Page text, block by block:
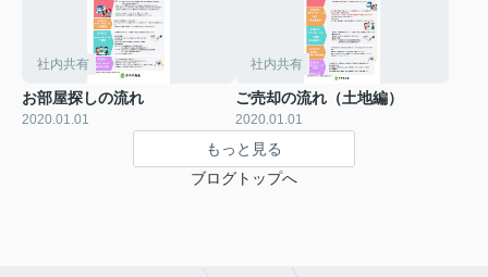
社内共有
お部屋探しの流れ
2020.01.01
社内共有
ご売却の流れ（土地編）
2020.01.01
もっと見る
ブログトップへ